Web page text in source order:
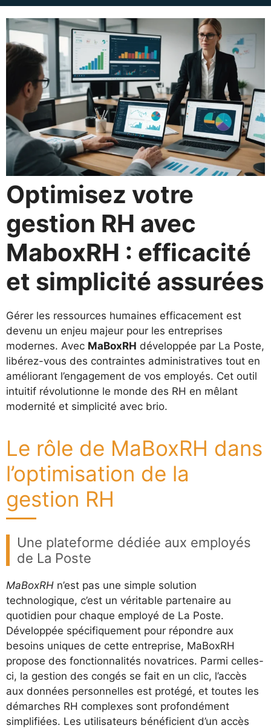
Optimisez votre
gestion RH avec
MaboxRH : efficacité
et simplicité assurées
Gérer les ressources humaines efficacement est
devenu un enjeu majeur pour les entreprises
modernes. Avec MaBoxRH développée par La Poste,
libérez-vous des contraintes administratives tout en
améliorant l’engagement de vos employés. Cet outil
intuitif révolutionne le monde des RH en mêlant
modernité et simplicité avec brio.
Le rôle de MaBoxRH dans
l’optimisation de la
gestion RH
Une plateforme dédiée aux employés
de La Poste
MaBoxRH n’est pas une simple solution
technologique, c’est un véritable partenaire au
quotidien pour chaque employé de La Poste.
Développée spécifiquement pour répondre aux
besoins uniques de cette entreprise, MaBoxRH
propose des fonctionnalités novatrices. Parmi celles-
ci, la gestion des congés se fait en un clic, l’accès
aux données personnelles est protégé, et toutes les
démarches RH complexes sont profondément
simplifiées. Les utilisateurs bénéficient d’un accès